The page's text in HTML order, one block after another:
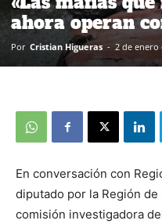
ahora operan
Por Cristian Higueras - 2 de enero
En conversación con
diputado por la Región
comisión investigadora